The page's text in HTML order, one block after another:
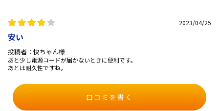
2023/04/25
安い
投稿者：快ちゃん様
あと少し電源コードが届かないときに便利です。
あとは耐久性ですね。
口コミを書く